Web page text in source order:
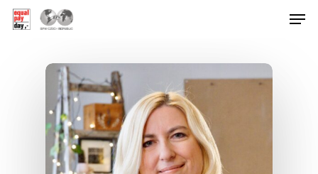
Hit enter to search or ESC to close